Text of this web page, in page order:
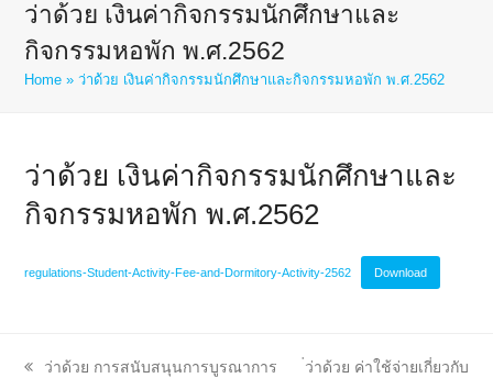
ว่าด้วย เงินค่ากิจกรรมนักศึกษาและ
กิจกรรมหอพัก พ.ศ.2562
Home »ว่าด้วย เงินค่ากิจกรรมนักศึกษาและกิจกรรมหอพัก พ.ศ.2562
ว่าด้วย เงินค่ากิจกรรมนักศึกษาและ
กิจกรรมหอพัก พ.ศ.2562
regulations-Student-Activity-Fee-and-Dormitory-Activity-2562 Download
previous
ว่าด้วย การสนับสนุนการบูรณาการ
next
่ว่าด้วย ค่าใช้จ่ายเกี่ยวกับ